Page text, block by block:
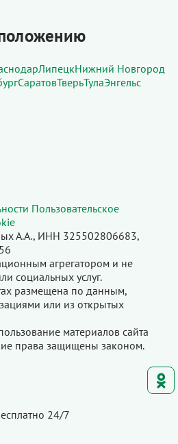
ЛипецкНижний Новгород
СаратовТверьТулаЭнгельс
Пользовательское
А.А., ИНН 325502806683,
агрегатором и не
социальных услуг.
размещена по данным,
или из открытых
материалов сайта
права защищены законом.
24/7